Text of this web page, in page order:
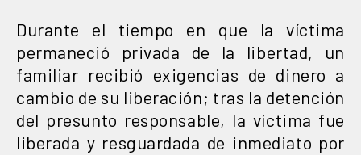
Durante el tiempo en que la víctima
permaneció privada de la libertad, un
familiar recibió exigencias de dinero a
cambio de su liberación; tras la detención
del presunto responsable, la víctima fue
liberada y resguardada de inmediato por